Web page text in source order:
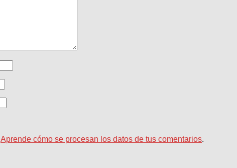
Aprende cómo se procesan los datos de tus comentarios.